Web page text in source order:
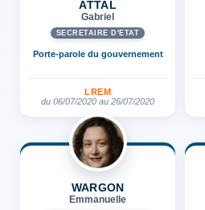
ATTAL
Gabriel
SECRÉTAIRE D'ETAT
Porte-parole du gouvernement
LREM
du 06/07/2020 au 26/07/2020
WARGON
Emmanuelle